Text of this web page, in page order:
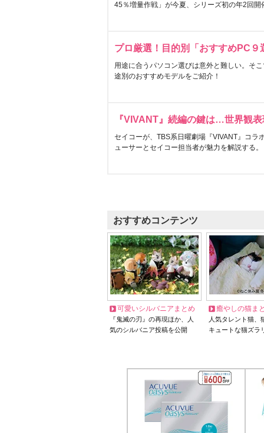
45％増量作戦」が今夏、シリーズ初の年2回開
プロ厳選！目的別「おすすめPC９
用途に合うパソコン選びは意外と難しい。そ
途別のおすすめモデルをご紹介！
『VIVANT』続編の鍵は…世界観
セイコーが、TBS系日曜劇場『VIVANT』コラ
ューサーとセイコー担当者が魅力を解説する。
おすすめコンテンツ
可愛いシルバニアまとめ
『鬼滅の刃』の再現ほか、人
気のシルバニア投稿を公開
癒やしの猫ま
人気タレント猫
キュートな猫ズラ